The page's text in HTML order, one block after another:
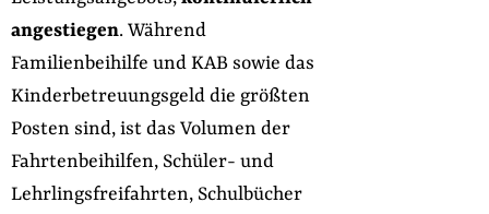
angestiegen. Während
Familienbeihilfe und KAB sowie das
Kinderbetreuungsgeld die größten
Posten sind, ist das Volumen der
Fahrtenbeihilfen, Schüler- und
Lehrlingsfreifahrten, Schulbücher